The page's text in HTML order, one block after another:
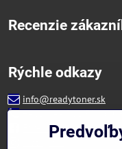
Recenzie
Rýchle odkazy
info@readytoner.sk
+421 944 322 536
Facebook